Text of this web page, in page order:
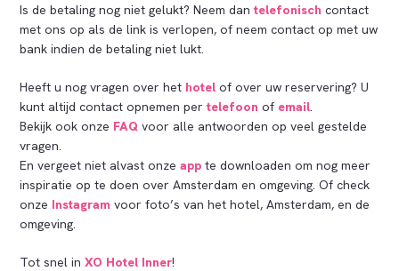
Is de betaling nog niet gelukt? Neem dantelefonisch contact
met ons op als de link is verlopen, of neem contact op met uw
bank indien de betaling niet lukt.
Heeft u nog vragen over het hotel of over uw reservering? U
kunt altijd contact opnemen pertelefoon of email.
Bekijk ook onze FAQ voor alle antwoorden op veel gestelde
vragen.
En vergeet niet alvast onzeapp te downloaden om nog meer
inspiratie op te doen over Amsterdam en omgeving. Of check
onze Instagram voor foto’s van het hotel, Amsterdam, en de
omgeving.
Tot snel inXO Hotel Inner!